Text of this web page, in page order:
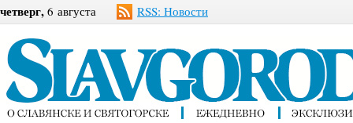
четверг, 6 августа RSS: Новости